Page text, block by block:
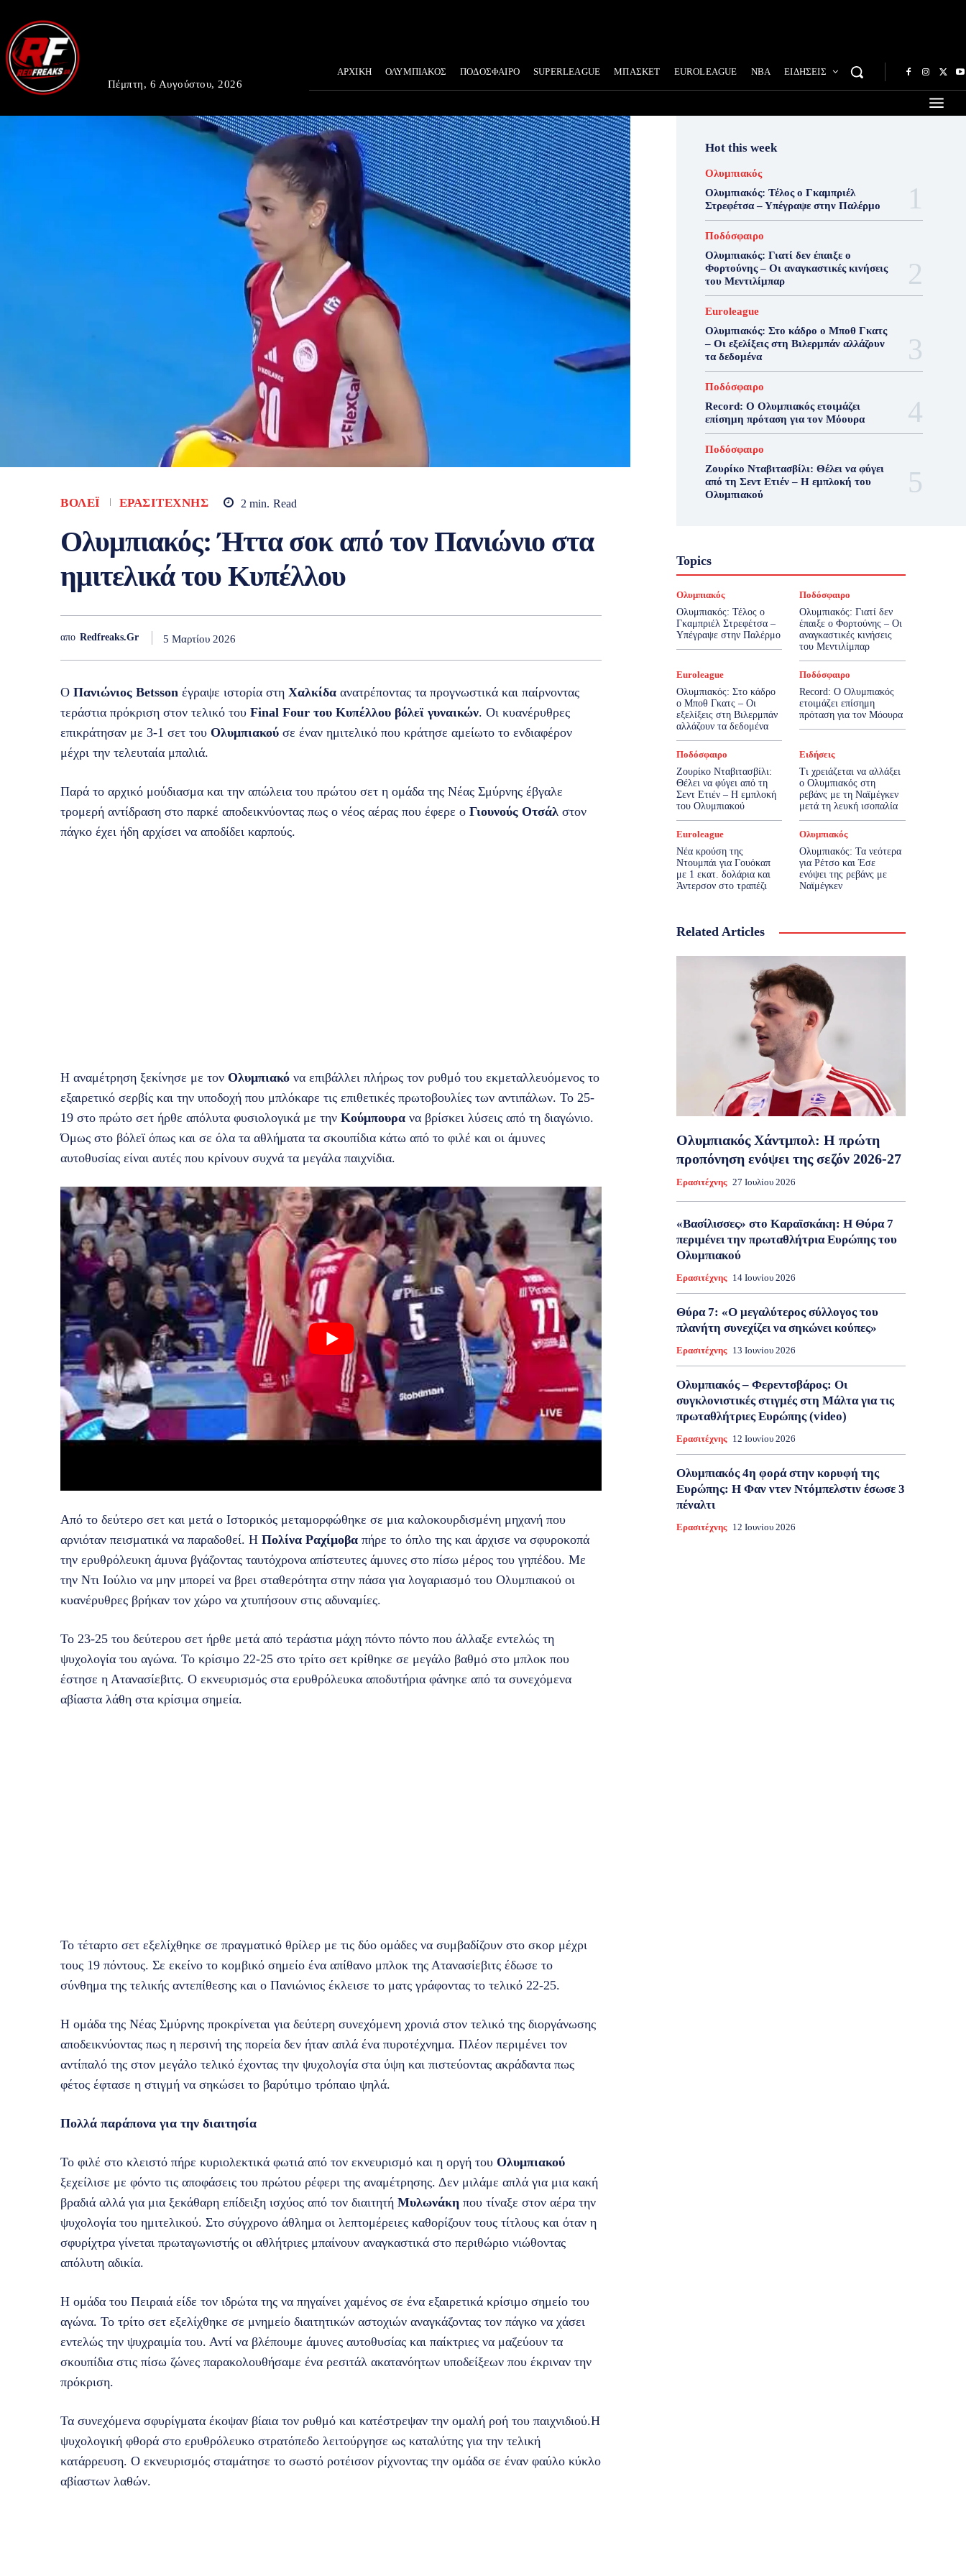
Πέμπτη, 6 Αυγούστου, 2026
ΑΡΧΙΚΗ ΟΛΥΜΠΙΑΚΟΣ ΠΟΔΟΣΦΑΙΡΟ SUPERLEAGUE ΜΠΑΣΚΕΤ EUROLEAGUE NBA ΕΙΔΗΣΕΙΣ
ΒΌΛΕΪ ΕΡΑΣΙΤΈΧΝΗΣ 2 min. Read
Ολυμπιακός: Ήττα σοκ από τον Πανιώνιο στα
ημιτελικά του Κυπέλλου
απο Redfreaks.gr 5 Μαρτίου 2026
Ο Πανιώνιος Betsson έγραψε ιστορία στη Χαλκίδα ανατρέποντας τα προγνωστικά και παίρνοντας
τεράστια πρόκριση στον τελικό του Final Four του Κυπέλλου βόλεϊ γυναικών. Οι κυανέρυθρες
επικράτησαν με 3-1 σετ του Ολυμπιακού σε έναν ημιτελικό που κράτησε αμείωτο το ενδιαφέρον
μέχρι την τελευταία μπαλιά.
Παρά το αρχικό μούδιασμα και την απώλεια του πρώτου σετ η ομάδα της Νέας Σμύρνης έβγαλε
τρομερή αντίδραση στο παρκέ αποδεικνύοντας πως ο νέος αέρας που έφερε ο Γιουνούς Οτσάλ στον
πάγκο έχει ήδη αρχίσει να αποδίδει καρπούς.
Η αναμέτρηση ξεκίνησε με τον Ολυμπιακό να επιβάλλει πλήρως τον ρυθμό του εκμεταλλευόμενος το
εξαιρετικό σερβίς και την υποδοχή που μπλόκαρε τις επιθετικές πρωτοβουλίες των αντιπάλων. Το 25-
19 στο πρώτο σετ ήρθε απόλυτα φυσιολογικά με την Κούμπουρα να βρίσκει λύσεις από τη διαγώνιο.
Όμως στο βόλεϊ όπως και σε όλα τα αθλήματα τα σκουπίδια κάτω από το φιλέ και οι άμυνες
αυτοθυσίας είναι αυτές που κρίνουν συχνά τα μεγάλα παιχνίδια.
Από το δεύτερο σετ και μετά ο Ιστορικός μεταμορφώθηκε σε μια καλοκουρδισμένη μηχανή που
αρνιόταν πεισματικά να παραδοθεί. Η Πολίνα Ραχίμοβα πήρε το όπλο της και άρχισε να σφυροκοπά
την ερυθρόλευκη άμυνα βγάζοντας ταυτόχρονα απίστευτες άμυνες στο πίσω μέρος του γηπέδου. Με
την Ντι Ιούλιο να μην μπορεί να βρει σταθερότητα στην πάσα για λογαριασμό του Ολυμπιακού οι
κυανέρυθρες βρήκαν τον χώρο να χτυπήσουν στις αδυναμίες.
Το 23-25 του δεύτερου σετ ήρθε μετά από τεράστια μάχη πόντο πόντο που άλλαξε εντελώς τη
ψυχολογία του αγώνα. Το κρίσιμο 22-25 στο τρίτο σετ κρίθηκε σε μεγάλο βαθμό στο μπλοκ που
έστησε η Ατανασίεβιτς. Ο εκνευρισμός στα ερυθρόλευκα αποδυτήρια φάνηκε από τα συνεχόμενα
αβίαστα λάθη στα κρίσιμα σημεία.
Το τέταρτο σετ εξελίχθηκε σε πραγματικό θρίλερ με τις δύο ομάδες να συμβαδίζουν στο σκορ μέχρι
τους 19 πόντους. Σε εκείνο το κομβικό σημείο ένα απίθανο μπλοκ της Ατανασίεβιτς έδωσε το
σύνθημα της τελικής αντεπίθεσης και ο Πανιώνιος έκλεισε το ματς γράφοντας το τελικό 22-25.
Η ομάδα της Νέας Σμύρνης προκρίνεται για δεύτερη συνεχόμενη χρονιά στον τελικό της διοργάνωσης
αποδεικνύοντας πως η περσινή της πορεία δεν ήταν απλά ένα πυροτέχνημα. Πλέον περιμένει τον
αντίπαλό της στον μεγάλο τελικό έχοντας την ψυχολογία στα ύψη και πιστεύοντας ακράδαντα πως
φέτος έφτασε η στιγμή να σηκώσει το βαρύτιμο τρόπαιο ψηλά.
Πολλά παράπονα για την διαιτησία
Το φιλέ στο κλειστό πήρε κυριολεκτικά φωτιά από τον εκνευρισμό και η οργή του Ολυμπιακού
ξεχείλισε με φόντο τις αποφάσεις του πρώτου ρέφερι της αναμέτρησης. Δεν μιλάμε απλά για μια κακή
βραδιά αλλά για μια ξεκάθαρη επίδειξη ισχύος από τον διαιτητή Μυλωνάκη που τίναξε στον αέρα την
ψυχολογία του ημιτελικού. Στο σύγχρονο άθλημα οι λεπτομέρειες καθορίζουν τους τίτλους και όταν η
σφυρίχτρα γίνεται πρωταγωνιστής οι αθλήτριες μπαίνουν αναγκαστικά στο περιθώριο νιώθοντας
απόλυτη αδικία.
Η ομάδα του Πειραιά είδε τον ιδρώτα της να πηγαίνει χαμένος σε ένα εξαιρετικά κρίσιμο σημείο του
αγώνα. Το τρίτο σετ εξελίχθηκε σε μνημείο διαιτητικών αστοχιών αναγκάζοντας τον πάγκο να χάσει
εντελώς την ψυχραιμία του. Αντί να βλέπουμε άμυνες αυτοθυσίας και παίκτριες να μαζεύουν τα
σκουπίδια στις πίσω ζώνες παρακολουθήσαμε ένα ρεσιτάλ ακατανόητων υποδείξεων που έκριναν την
πρόκριση.
Τα συνεχόμενα σφυρίγματα έκοψαν βίαια τον ρυθμό και κατέστρεψαν την ομαλή ροή του παιχνιδιού.Η
ψυχολογική φθορά στο ερυθρόλευκο στρατόπεδο λειτούργησε ως καταλύτης για την τελική
κατάρρευση. Ο εκνευρισμός σταμάτησε το σωστό ροτέισον ρίχνοντας την ομάδα σε έναν φαύλο κύκλο
αβίαστων λαθών.
Hot this week
Ολυμπιακός
Ολυμπιακός: Τέλος ο Γκαμπριέλ
Στρεφέτσα – Υπέγραψε στην Παλέρμο
Ποδόσφαιρο
Ολυμπιακός: Γιατί δεν έπαιξε ο
Φορτούνης – Οι αναγκαστικές κινήσεις
του Μεντιλίμπαρ
Euroleague
Ολυμπιακός: Στο κάδρο ο Μποθ Γκατς
– Οι εξελίξεις στη Βιλερμπάν αλλάζουν
τα δεδομένα
Ποδόσφαιρο
Record: Ο Ολυμπιακός ετοιμάζει
επίσημη πρόταση για τον Μόουρα
Ποδόσφαιρο
Ζουρίκο Νταβιτασβίλι: Θέλει να φύγει
από τη Σεντ Ετιέν – Η εμπλοκή του
Ολυμπιακού
Topics
Ολυμπιακός
Ολυμπιακός: Τέλος ο
Γκαμπριέλ Στρεφέτσα –
Υπέγραψε στην Παλέρμο
Ποδόσφαιρο
Ολυμπιακός: Γιατί δεν
έπαιξε ο Φορτούνης – Οι
αναγκαστικές κινήσεις
του Μεντιλίμπαρ
Euroleague
Ολυμπιακός: Στο κάδρο
ο Μποθ Γκατς – Οι
εξελίξεις στη Βιλερμπάν
αλλάζουν τα δεδομένα
Ποδόσφαιρο
Record: Ο Ολυμπιακός
ετοιμάζει επίσημη
πρόταση για τον Μόουρα
Ποδόσφαιρο
Ζουρίκο Νταβιτασβίλι:
Θέλει να φύγει από τη
Σεντ Ετιέν – Η εμπλοκή
του Ολυμπιακού
Ειδήσεις
Τι χρειάζεται να αλλάξει
ο Ολυμπιακός στη
ρεβάνς με τη Ναϊμέγκεν
μετά τη λευκή ισοπαλία
Euroleague
Νέα κρούση της
Ντουμπάι για Γουόκαπ
με 1 εκατ. δολάρια και
Άντερσον στο τραπέζι
Ολυμπιακός
Ολυμπιακός: Τα νεότερα
για Ρέτσο και Έσε
ενόψει της ρεβάνς με
Ναϊμέγκεν
Related Articles
Ολυμπιακός Χάντμπολ: Η πρώτη
προπόνηση ενόψει της σεζόν 2026-27
Ερασιτέχνης 27 Ιουλίου 2026
«Βασίλισσες» στο Καραϊσκάκη: Η Θύρα 7
περιμένει την πρωταθλήτρια Ευρώπης του
Ολυμπιακού
Ερασιτέχνης 14 Ιουνίου 2026
Θύρα 7: «Ο μεγαλύτερος σύλλογος του
πλανήτη συνεχίζει να σηκώνει κούπες»
Ερασιτέχνης 13 Ιουνίου 2026
Ολυμπιακός – Φερεντσβάρος: Οι
συγκλονιστικές στιγμές στη Μάλτα για τις
πρωταθλήτριες Ευρώπης (video)
Ερασιτέχνης 12 Ιουνίου 2026
Ολυμπιακός 4η φορά στην κορυφή της
Ευρώπης: Η Φαν ντεν Ντόμπελστιν έσωσε 3
πέναλτι
Ερασιτέχνης 12 Ιουνίου 2026